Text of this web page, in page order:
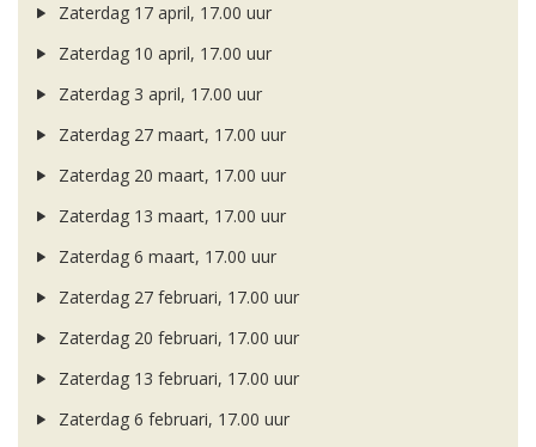
Zaterdag 17 april, 17.00 uur
Zaterdag 10 april, 17.00 uur
Zaterdag 3 april, 17.00 uur
Zaterdag 27 maart, 17.00 uur
Zaterdag 20 maart, 17.00 uur
Zaterdag 13 maart, 17.00 uur
Zaterdag 6 maart, 17.00 uur
Zaterdag 27 februari, 17.00 uur
Zaterdag 20 februari, 17.00 uur
Zaterdag 13 februari, 17.00 uur
Zaterdag 6 februari, 17.00 uur